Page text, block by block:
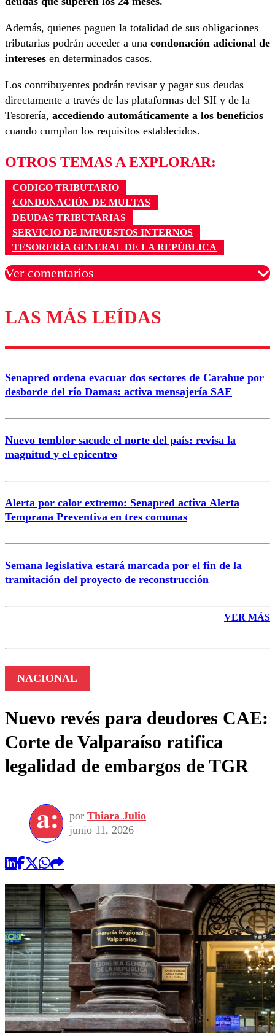
Además, quienes paguen la totalidad de sus obligaciones
tributarias podrán acceder a una condonación adicional de
intereses en determinados casos.
Los contribuyentes podrán revisar y pagar sus deudas
directamente a través de las plataformas del SII y de la
Tesorería, accediendo automáticamente a los beneficios
cuando cumplan los requisitos establecidos.
OTROS TEMAS A EXPLORAR:
CODIGO TRIBUTARIO
CONDONACIÓN DE MULTAS
DEUDAS TRIBUTARIAS
SERVICIO DE IMPUESTOS INTERNOS
TESORERÍA GENERAL DE LA REPÚBLICA
Ver comentarios
Los comentarios son moderados para garantizar un
diálogo respetuoso.
Nombre
Correo
LAS MÁS LEÍDAS
Senapred ordena evacuar dos sectores de Carahue por
desborde del río Damas: activa mensajería SAE
Nuevo temblor sacude el norte del país: revisa la
magnitud y el epicentro
Alerta por calor extremo: Senapred activa Alerta
Temprana Preventiva en tres comunas
Semana legislativa estará marcada por el fin de la
tramitación del proyecto de reconstrucción
VER MÁS
NACIONAL
Nuevo revés para deudores CAE:
Corte de Valparaíso ratifica
legalidad de embargos de TGR
por Thiara Julio
junio 11, 2026